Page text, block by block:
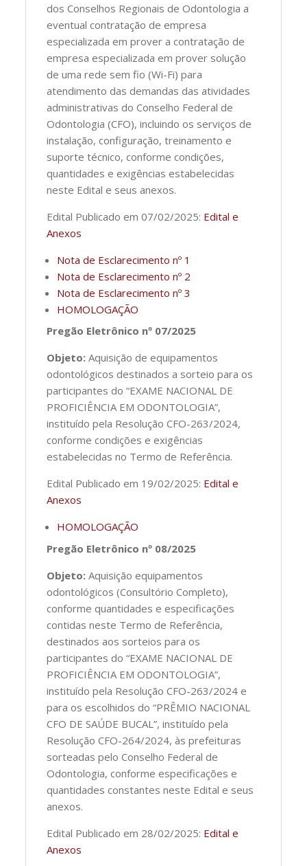
dos Conselhos Regionais de Odontologia a
eventual contratação de empresa
especializada em prover a contratação de
empresa especializada em prover solução
de uma rede sem fio (Wi-Fi) para
atendimento das demandas das atividades
administrativas do Conselho Federal de
Odontologia (CFO), incluindo os serviços de
instalação, configuração, treinamento e
suporte técnico, conforme condições,
quantidades e exigências estabelecidas
neste Edital e seus anexos.
Edital Publicado em 07/02/2025: Edital e
Anexos
Nota de Esclarecimento nº 1
Nota de Esclarecimento nº 2
Nota de Esclarecimento nº 3
HOMOLOGAÇÃO
Pregão Eletrônico nº 07/2025
Objeto:Aquisição de equipamentos
odontológicos destinados a sorteio para os
participantes do “EXAME NACIONAL DE
PROFICIÊNCIA EM ODONTOLOGIA”,
instituído pela Resolução CFO-263/2024,
conforme condições e exigências
estabelecidas no Termo de Referência.
Edital Publicado em 19/02/2025: Edital e
Anexos
HOMOLOGAÇÃO
Pregão Eletrônico nº 08/2025
Objeto:Aquisição equipamentos
odontológicos (Consultório Completo),
conforme quantidades e especificações
contidas neste Termo de Referência,
destinados aos sorteios para os
participantes do “EXAME NACIONAL DE
PROFICIÊNCIA EM ODONTOLOGIA”,
instituído pela Resolução CFO-263/2024 e
para os escolhidos do “PRÊMIO NACIONAL
CFO DE SAÚDE BUCAL”, instituído pela
Resolução CFO-264/2024, às prefeituras
sorteadas pelo Conselho Federal de
Odontologia, conforme especificações e
quantidades constantes neste Edital e seus
anexos.
Edital Publicado em 28/02/2025: Edital e
Anexos